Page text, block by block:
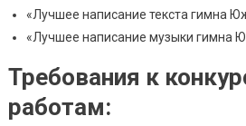
«Лучшее написание текста гимна
«Лучшее написание музыки гимна
Требования к
работам: